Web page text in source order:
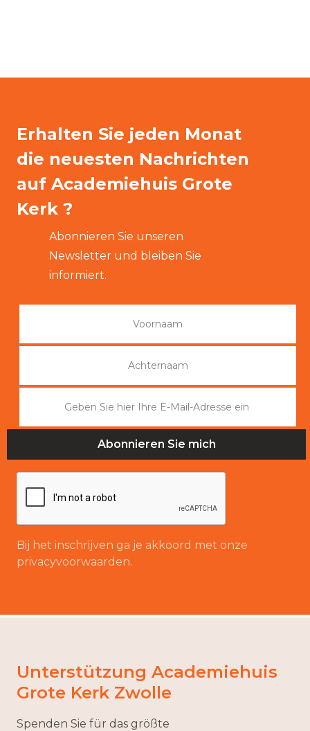
Erhalten Sie jeden Monat
die neuesten Nachrichten
auf Academiehuis Grote
Kerk ?
Abonnieren Sie unseren
Newsletter und bleiben Sie
informiert.
Bij het inschrijven ga je akkoord met onze
privacyvoorwaarden.
Unterstützung Academiehuis
Grote Kerk Zwolle
Spenden Sie für das größte